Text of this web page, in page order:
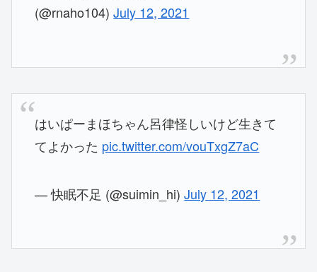
(@rnaho104)July 12, 2021
はいぱーまほちゃん呂律怪しいけど生きて
てよかった pic.twitter.com/vouTxgZ7aC
— 快眠不足 (@suimin_hi)July 12, 2021